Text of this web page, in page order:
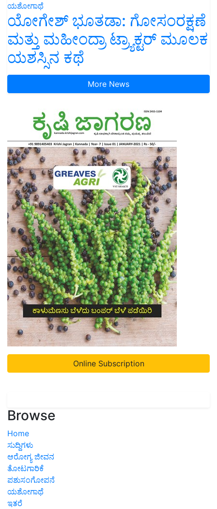
ಯಶೋಗಾಥೆ
ಯೋಗೇಶ್ ಭೂತಡಾ: ಗೋಸಂರಕ್ಷಣೆ
ಮತ್ತು ಮಹೀಂದ್ರಾ ಟ್ರ್ಯಾಕ್ಟರ್ ಮೂಲಕ
ಯಶಸ್ಸಿನ ಕಥೆ
More News
Online Subscription
Browse
Home
ಸುದ್ದಿಗಳು
ಆರೋಗ್ಯ ಜೀವನ
ತೋಟಗಾರಿಕೆ
ಪಶುಸಂಗೋಪನೆ
ಯಶೋಗಾಥೆ
ಇತರೆ